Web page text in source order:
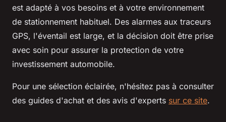
est adapté à vos besoins et à votre environnement
de stationnement habituel. Des alarmes aux traceurs
GPS, l'éventail est large, et la décision doit être prise
avec soin pour assurer la protection de votre
investissement automobile.
Pour une sélection éclairée, n'hésitez pas à consulter
des guides d'achat et des avis d'experts sur ce site.